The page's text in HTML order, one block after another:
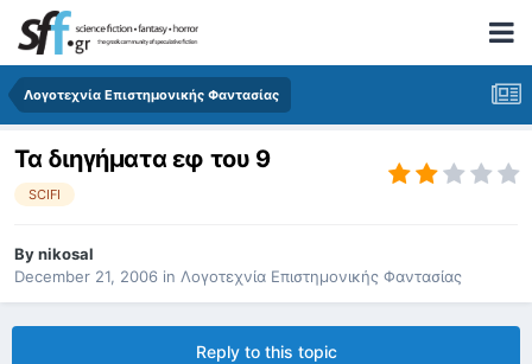
Λογοτεχνία Επιστημονικής Φαντασίας
Τα διηγήματα εφ του 9
SCIFI
Bynikosal
December 21, 2006 in Λογοτεχνία Επιστημονικής Φαντασίας
Reply to this topic